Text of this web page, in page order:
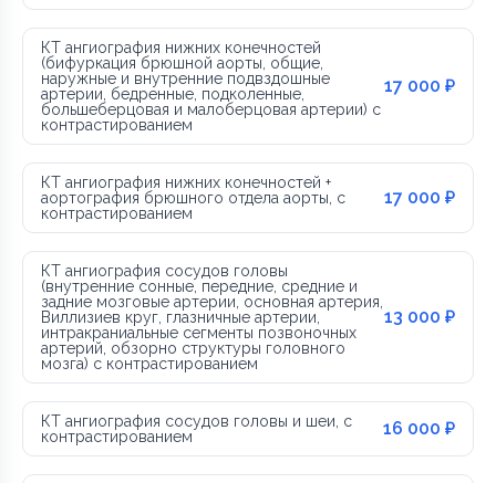
КТ ангиография нижних конечностей
(бифуркация брюшной аорты, общие,
наружные и внутренние подвздошные
артерии, бедренные, подколенные,
большеберцовая и малоберцовая артерии) с
контрастированием
17 000 ₽
КТ ангиография нижних конечностей +
аортография брюшного отдела аорты, с
контрастированием
17 000 ₽
КТ ангиография сосудов головы
(внутренние сонные, передние, средние и
задние мозговые артерии, основная артерия,
Виллизиев круг, глазничные артерии,
интракраниальные сегменты позвоночных
артерий, обзорно структуры головного
мозга) с контрастированием
13 000 ₽
КТ ангиография сосудов головы и шеи, с
контрастированием
16 000 ₽